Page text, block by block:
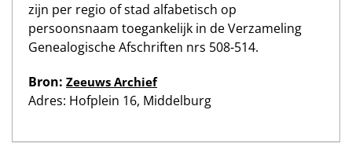
zijn per regio of stad alfabetisch op
persoonsnaam toegankelijk in de Verzameling
Genealogische Afschriften nrs 508-514.
Bron: Zeeuws Archief
Adres: Hofplein 16, Middelburg